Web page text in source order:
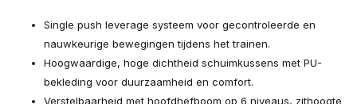
Single push leverage systeem voor gecontroleerde en
nauwkeurige bewegingen tijdens het trainen.
Hoogwaardige, hoge dichtheid schuimkussens met PU-
bekleding voor duurzaamheid en comfort.
Verstelbaarheid met hoofdhefboom op 6 niveaus, zithoogte